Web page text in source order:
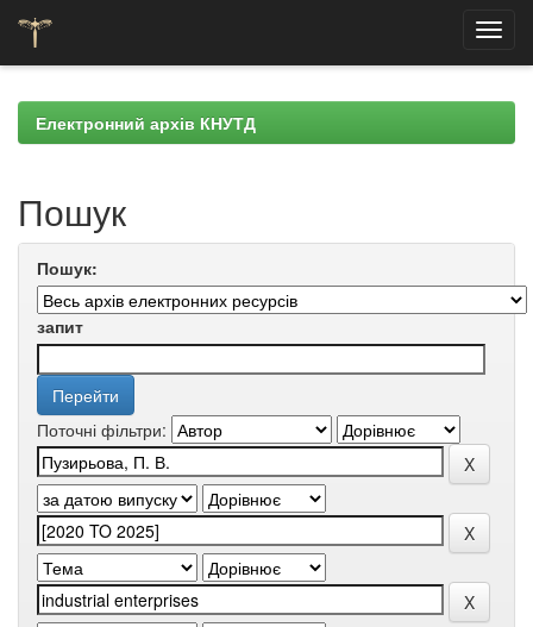
navigationЕлектронний архів КНУТД
Пошук
Пошук:
запит
Поточні фільтри: